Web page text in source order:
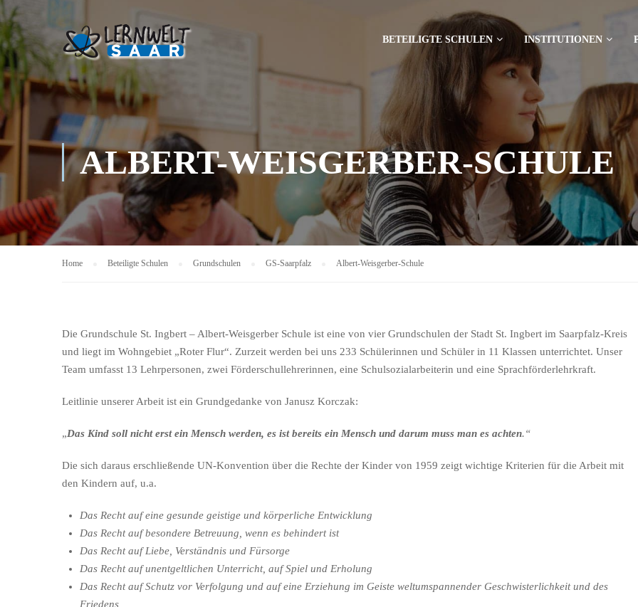
BETEILIGTE SCHULEN INSTITUTIONEN
ALBERT-WEISGERBER-SCHULE
Home Beteiligte Schulen Grundschulen GS-Saarpfalz Albert-Weisgerber-Schule
Die Grundschule St. Ingbert – Albert-Weisgerber Schule ist eine von vier Grundschulen der Stadt St. Ingbert im Saarpfalz-Kreis
und liegt im Wohngebiet „Roter Flur“. Zurzeit werden bei uns 233 Schülerinnen und Schüler in 11 Klassen unterrichtet. Unser
Team umfasst 13 Lehrpersonen, zwei Förderschullehrerinnen, eine Schulsozialarbeiterin und eine Sprachförderlehrkraft.
Leitlinie unserer Arbeit ist ein Grundgedanke von Janusz Korczak:
„Das Kind soll nicht erst ein Mensch werden, es ist bereits ein Mensch und darum muss man es achten.“
Die sich daraus erschließende UN-Konvention über die Rechte der Kinder von 1959 zeigt wichtige Kriterien für die Arbeit mit
den Kindern auf, u.a.
Das Recht auf eine gesunde geistige und körperliche Entwicklung
Das Recht auf besondere Betreuung, wenn es behindert ist
Das Recht auf Liebe, Verständnis und Fürsorge
Das Recht auf unentgeltlichen Unterricht, auf Spiel und Erholung
Das Recht auf Schutz vor Verfolgung und auf eine Erziehung im Geiste weltumspannender Geschwisterlichkeit und des
Friedens